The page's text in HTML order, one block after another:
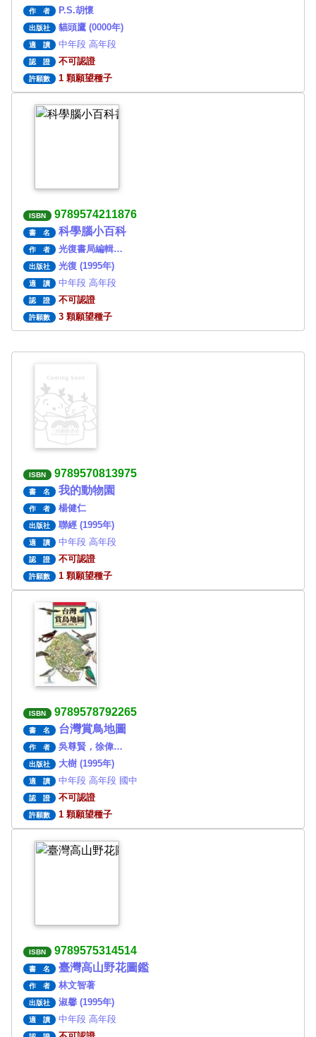
作 者 P.S.胡懷
出版社 貓頭鷹 (0000年)
適 讀 中年段 高年段
認 證 不可認證
許願數 1 顆願望種子
ISBN 9789574211876
書 名 科學腦小百科
作 者 光復書局編輯…
出版社 光復 (1995年)
適 讀 中年段 高年段
認 證 不可認證
許願數 3 顆願望種子
ISBN 9789570813975
書 名 我的動物園
作 者 楊健仁
出版社 聯經 (1995年)
適 讀 中年段 高年段
認 證 不可認證
許願數 1 顆願望種子
ISBN 9789578792265
書 名 台灣賞鳥地圖
作 者 吳尊賢，徐偉…
出版社 大樹 (1995年)
適 讀 中年段 高年段 國中
認 證 不可認證
許願數 1 顆願望種子
ISBN 9789575314514
書 名 臺灣高山野花圖鑑
作 者 林文智著
出版社 淑馨 (1995年)
適 讀 中年段 高年段